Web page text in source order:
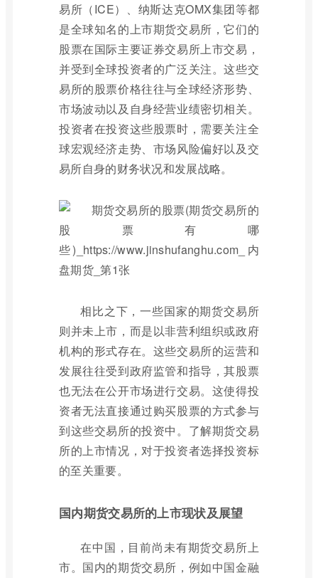
易所（ICE）、纳斯达克OMX集团等都
是全球知名的上市期货交易所，它们的
股票在国际主要证券交易所上市交易，
并受到全球投资者的广泛关注。这些交
易所的股票价格往往与全球经济形势、
市场波动以及自身经营业绩密切相关。
投资者在投资这些股票时，需要关注全
球宏观经济走势、市场风险偏好以及交
易所自身的财务状况和发展战略。
相比之下，一些国家的期货交易所
则并未上市，而是以非营利组织或政府
机构的形式存在。这些交易所的运营和
发展往往受到政府监管和指导，其股票
也无法在公开市场进行交易。这使得投
资者无法直接通过购买股票的方式参与
到这些交易所的投资中。了解期货交易
所的上市情况，对于投资者选择投资标
的至关重要。
国内期货交易所的上市现状及展望
在中国，目前尚未有期货交易所上
市。国内的期货交易所，例如中国金融